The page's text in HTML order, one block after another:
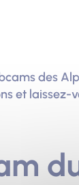
des
et laissez-